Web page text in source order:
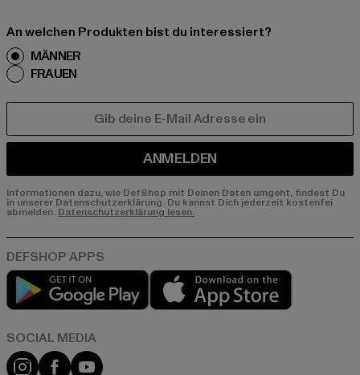
An welchen Produkten bist du interessiert?
MÄNNER
FRAUEN
ANMELDEN
Informationen dazu, wie DefShop mit Deinen Daten umgeht, findest Du
in unserer Datenschutzerklärung. Du kannst Dich jederzeit kostenfei
abmelden. Datenschutzerklärung lesen.
Play market
Instagram
FacebookYouTube